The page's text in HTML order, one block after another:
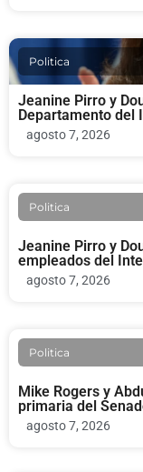
Politica
Jeanine Pirro y
Departamento del
agosto 7, 2026
Politica
Jeanine Pirro y
empleados del
agosto 7, 2026
Politica
Mike Rogers y
primaria del
agosto 7, 2026